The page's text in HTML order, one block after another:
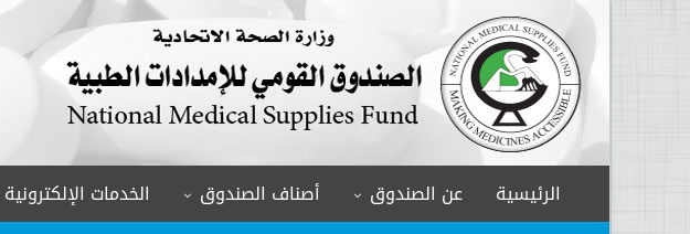
الرئيسية عن الصندوق أصناف الصندوق الخدمات الإلكترونية